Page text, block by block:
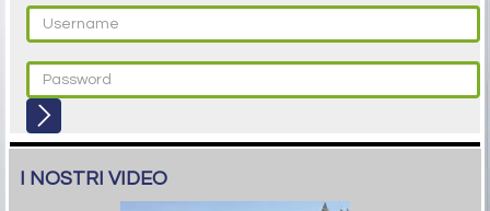
I NOSTRI VIDEO